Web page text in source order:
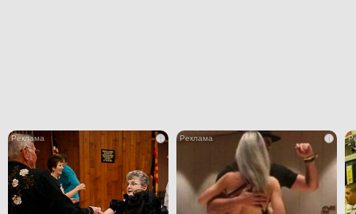
i i